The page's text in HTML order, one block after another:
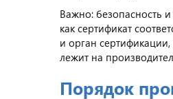
Важно: безопасность
как сертификат
и орган сертификации,
лежит на
Порядок